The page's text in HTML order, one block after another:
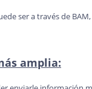
ser a través de
amplia: